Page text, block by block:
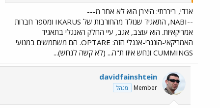
אנדי, ביררתי: היצרן הוא לא אחר מ---
--NABI, התאגיד שנולד מהחורבות של IKARUS ומספר חברות
אמריקאיות. הוא עוצב, אגב, עיי החלק האנגלי בתאגיד
האמריקאי-הונגרי-אנגלי הזה: OPTARE. הם משתמשים במנועי
CUMMINGS ונחש איזו ת"ה... (לא קשה לנחש)...
davidfainshtein
Member מנהל